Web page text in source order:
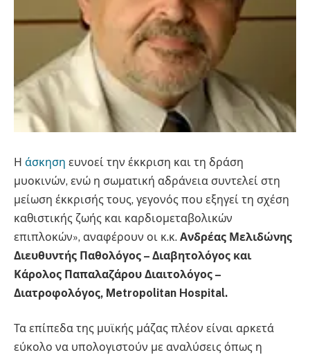
Η άσκηση ευνοεί την έκκριση και τη δράση
μυοκινών, ενώ η σωματική αδράνεια συντελεί στη
μείωση έκκρισής τους, γεγονός που εξηγεί τη σχέση
καθιστικής ζωής και καρδιομεταβολικών
επιπλοκών», αναφέρουν οι κ.κ. Ανδρέας Μελιδώνης
Διευθυντής Παθολόγος – Διαβητολόγος και
Κάρολος Παπαλαζάρου Διαιτολόγος –
Διατροφολόγος, Metropolitan Hospital.
Τα επίπεδα της μυϊκής μάζας πλέον είναι αρκετά
εύκολο να υπολογιστούν με αναλύσεις όπως η